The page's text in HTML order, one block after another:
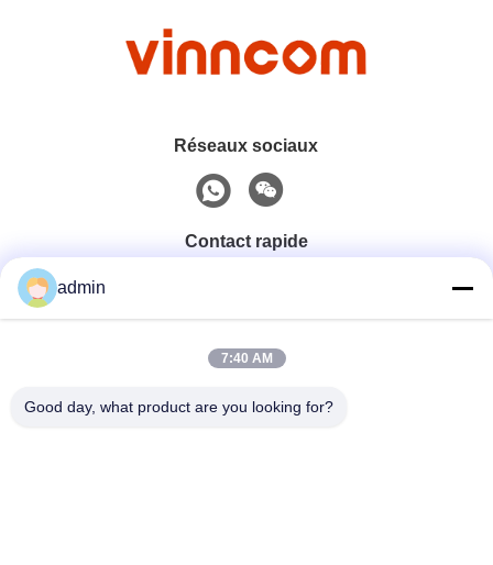
Réseaux sociaux
Contact rapide
0086-551-65396351
E-Mail
admin
7:40 AM
Good day, what product are you looking for?